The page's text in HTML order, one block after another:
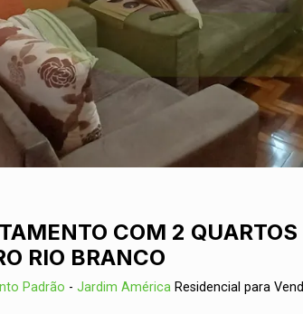
COM 2
RIO BRANCO
Padrão - Jardim América Residencial para